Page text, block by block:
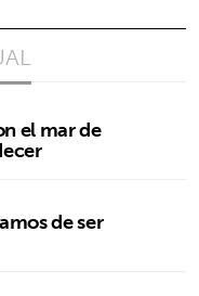
el mar de
de ser